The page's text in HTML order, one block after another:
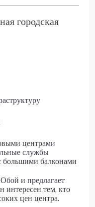
городская
центрами
службы
балконами
и предлагает
интересен тем, кто
цен центра.